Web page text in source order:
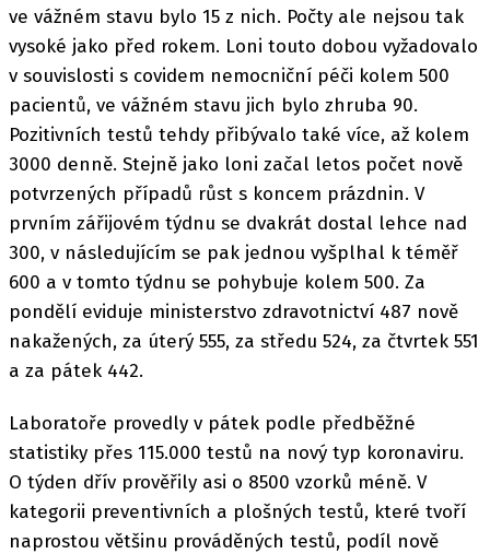
ve vážném stavu bylo 15 z nich. Počty ale nejsou tak
vysoké jako před rokem. Loni touto dobou vyžadovalo
v souvislosti s covidem nemocniční péči kolem 500
pacientů, ve vážném stavu jich bylo zhruba 90.
Pozitivních testů tehdy přibývalo také více, až kolem
3000 denně. Stejně jako loni začal letos počet nově
potvrzených případů růst s koncem prázdnin. V
prvním zářijovém týdnu se dvakrát dostal lehce nad
300, v následujícím se pak jednou vyšplhal k téměř
600 a v tomto týdnu se pohybuje kolem 500. Za
pondělí eviduje ministerstvo zdravotnictví 487 nově
nakažených, za úterý 555, za středu 524, za čtvrtek 551
a za pátek 442.
Laboratoře provedly v pátek podle předběžné
statistiky přes 115.000 testů na nový typ koronaviru.
O týden dřív prověřily asi o 8500 vzorků méně. V
kategorii preventivních a plošných testů, které tvoří
naprostou většinu prováděných testů, podíl nově